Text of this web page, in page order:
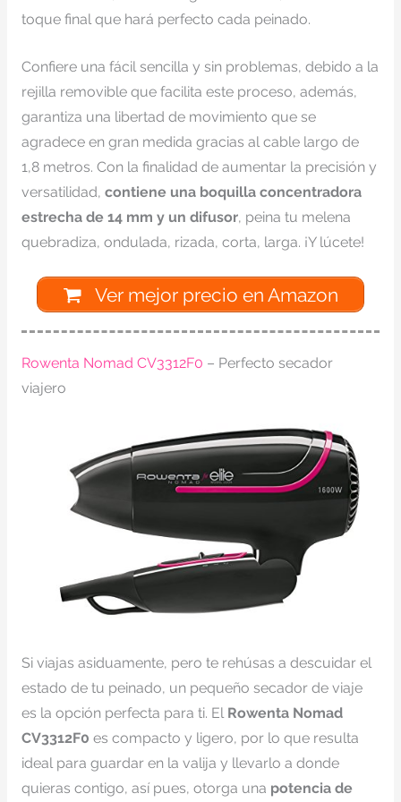
toque final que hará perfecto cada peinado.
Confiere una fácil sencilla y sin problemas, debido a la
rejilla removible que facilita este proceso, además,
garantiza una libertad de movimiento que se
agradece en gran medida gracias al cable largo de
1,8 metros. Con la finalidad de aumentar la precisión y
versatilidad, contiene una boquilla concentradora
estrecha de 14 mm y un difusor, peina tu melena
quebradiza, ondulada, rizada, corta, larga. ¡Y lúcete!
Ver mejor precio en Amazon
Rowenta Nomad CV3312F0 – Perfecto secador
viajero
Si viajas asiduamente, pero te rehúsas a descuidar el
estado de tu peinado, un pequeño secador de viaje
es la opción perfecta para ti. El Rowenta Nomad
CV3312F0 es compacto y ligero, por lo que resulta
ideal para guardar en la valija y llevarlo a donde
quieras contigo, así pues, otorga una potencia de